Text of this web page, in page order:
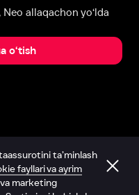
allaqachon yo‘lda
o‘tish
ta’minlash
fayllari va ayrim
marketing